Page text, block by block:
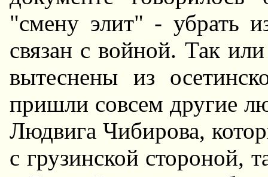
"смену элит" - убрать
связан с войной. Так
вытеснены из
пришли совсем другие
Людвига Чибирова,
с грузинской стороной,